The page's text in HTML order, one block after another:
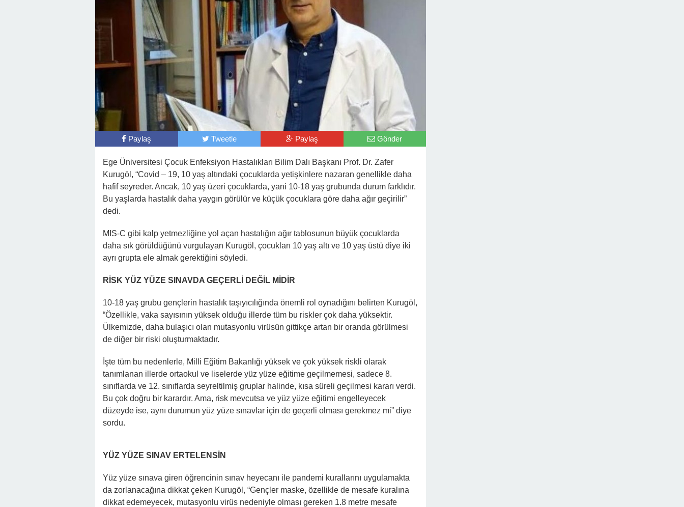
Paylaş Tweetle Paylaş Gönder
Ege Üniversitesi Çocuk Enfeksiyon Hastalıkları Bilim Dalı Başkanı Prof. Dr. Zafer
Kurugöl, “Covid – 19, 10 yaş altındaki çocuklarda yetişkinlere nazaran genellikle daha
hafif seyreder. Ancak, 10 yaş üzeri çocuklarda, yani 10-18 yaş grubunda durum farklıdır.
Bu yaşlarda hastalık daha yaygın görülür ve küçük çocuklara göre daha ağır geçirilir”
dedi.
MIS-C gibi kalp yetmezliğine yol açan hastalığın ağır tablosunun büyük çocuklarda
daha sık görüldüğünü vurgulayan Kurugöl, çocukları 10 yaş altı ve 10 yaş üstü diye iki
ayrı grupta ele almak gerektiğini söyledi.
RİSK YÜZ YÜZE SINAVDA GEÇERLİ DEĞİL MİDİR
10-18 yaş grubu gençlerin hastalık taşıyıcılığında önemli rol oynadığını belirten Kurugöl,
“Özellikle, vaka sayısının yüksek olduğu illerde tüm bu riskler çok daha yüksektir.
Ülkemizde, daha bulaşıcı olan mutasyonlu virüsün gittikçe artan bir oranda görülmesi
de diğer bir riski oluşturmaktadır.
İşte tüm bu nedenlerle, Milli Eğitim Bakanlığı yüksek ve çok yüksek riskli olarak
tanımlanan illerde ortaokul ve liselerde yüz yüze eğitime geçilmemesi, sadece 8.
sınıflarda ve 12. sınıflarda seyreltilmiş gruplar halinde, kısa süreli geçilmesi kararı verdi.
Bu çok doğru bir karardır. Ama, risk mevcutsa ve yüz yüze eğitimi engelleyecek
düzeyde ise, aynı durumun yüz yüze sınavlar için de geçerli olması gerekmez mi” diye
sordu.
YÜZ YÜZE SINAV ERTELENSİN
Yüz yüze sınava giren öğrencinin sınav heyecanı ile pandemi kurallarını uygulamakta
da zorlanacağına dikkat çeken Kurugöl, “Gençler maske, özellikle de mesafe kuralına
dikkat edemeyecek, mutasyonlu virüs nedeniyle olması gereken 1.8 metre mesafe